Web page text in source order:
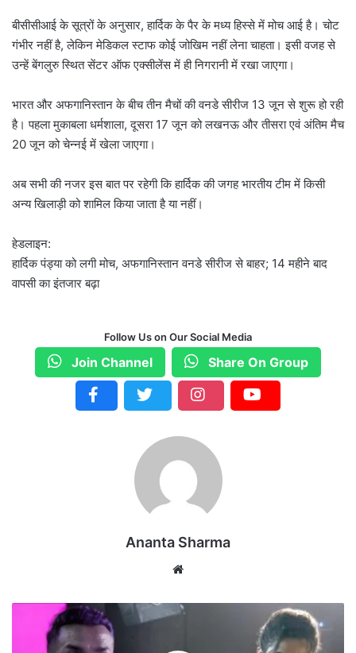
बीसीसीआई के सूत्रों के अनुसार, हार्दिक के पैर के मध्य हिस्से में मोच आई है। चोट
गंभीर नहीं है, लेकिन मेडिकल स्टाफ कोई जोखिम नहीं लेना चाहता। इसी वजह से
उन्हें बेंगलुरु स्थित सेंटर ऑफ एक्सीलेंस में ही निगरानी में रखा जाएगा।
भारत और अफगानिस्तान के बीच तीन मैचों की वनडे सीरीज 13 जून से शुरू हो रही
है। पहला मुकाबला धर्मशाला, दूसरा 17 जून को लखनऊ और तीसरा एवं अंतिम मैच
20 जून को चेन्नई में खेला जाएगा।
अब सभी की नजर इस बात पर रहेगी कि हार्दिक की जगह भारतीय टीम में किसी
अन्य खिलाड़ी को शामिल किया जाता है या नहीं।
हेडलाइन:
हार्दिक पंड्या को लगी मोच, अफगानिस्तान वनडे सीरीज से बाहर; 14 महीने बाद
वापसी का इंतजार बढ़ा
Follow Us on Our Social Media
Join Channel Share On Group
Ananta Sharma
te